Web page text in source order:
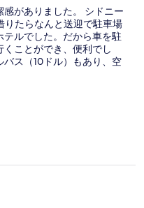
がありました。 シドニー
りたらなんと送迎で駐車場
ルでした。だから車を駐
ことができ、便利でし
ス（10ドル）もあり、空